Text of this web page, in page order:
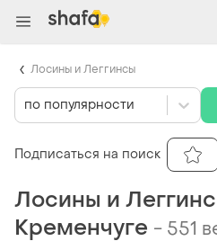
Лосины и
Кременчуге - 551
по популярности
Подписаться на поиск
Лосины и Леггинсы